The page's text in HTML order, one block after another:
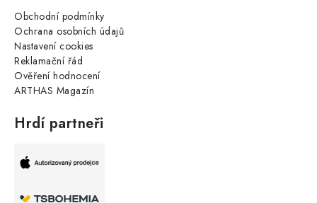
Obchodní podmínky
Ochrana osobních údajů
Nastavení cookies
Reklamační řád
Ověření hodnocení
ARTHAS Magazín
Hrdí partneři